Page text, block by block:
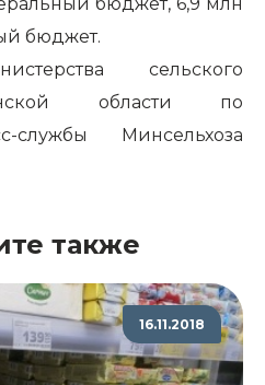
бюджет.
сельского
области по
службы Минсельхоза
также
16.11.2018